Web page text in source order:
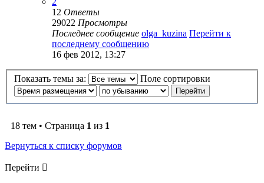
12 Ответы
29022 Просмотры
Последнее сообщение olga_kuzina Перейти к
последнему сообщению
16 фев 2012, 13:27
Показать темы за: Поле сортировки
18 тем • Страница 1 из 1
Вернуться к списку форумов
Перейти